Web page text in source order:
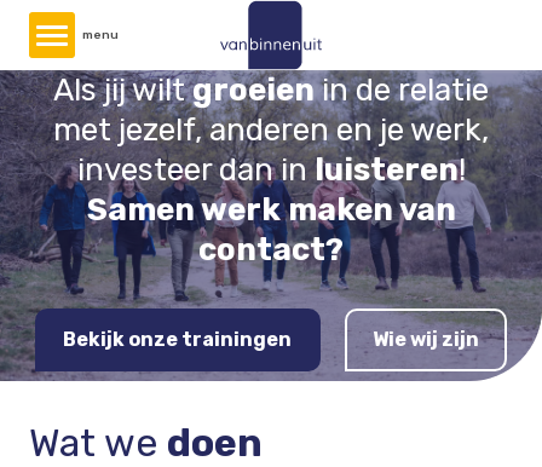
Overslaan
naar
de
inhoud
gaan
menu
Als jij wiltgroeienin de relatie
met jezelf, anderen en je werk,
investeer dan inluisteren!
Samen werk maken van
contact?
Bekijk onze trainingen Wie wij zijn
Wat we doen